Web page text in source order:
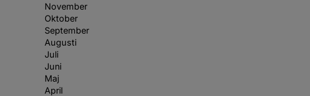
November
Oktober
September
Augusti
Juli
Juni
Maj
April